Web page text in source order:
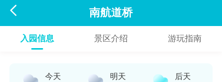
 南航道桥
入园信息 景区介绍 游玩指南
今天 明天 后天